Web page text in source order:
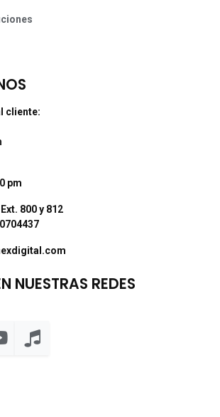
cliente:
pm
800 y 812
NUESTRAS REDES